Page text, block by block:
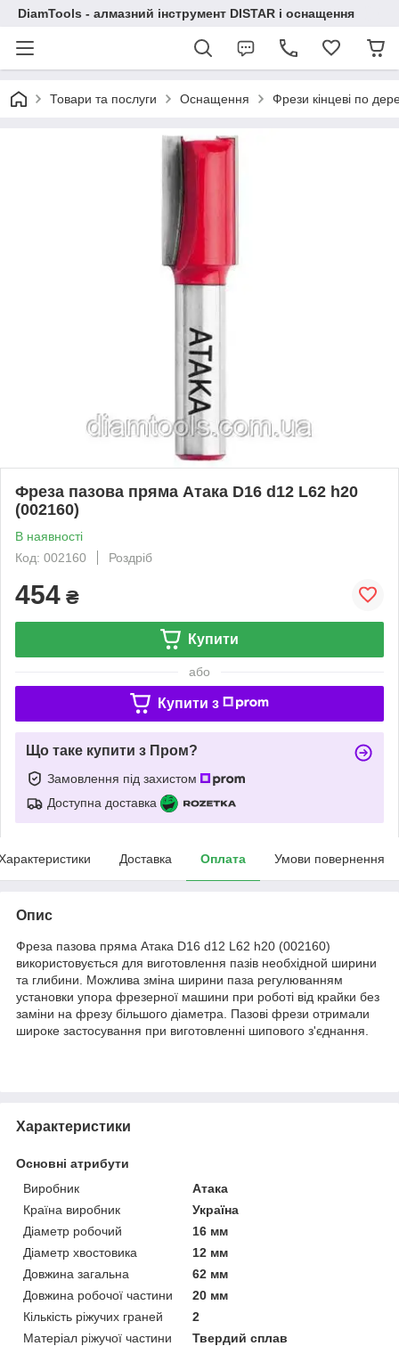
DiamTools - алмазний інструмент DISTAR і оснащення
Товари та послуги Оснащення Фрези кінцеві по
Фреза пазова пряма Атака D16 d12 L62 h20
(002160)
В наявності
Код: 002160
Роздріб
454 ₴
Купити
або
Купити з
Що таке купити з Пром?
Замовлення під захистом
Доступна доставка
Доставка Оплата Умови повернення
Опис
Фреза пазова пряма Атака D16 d12 L62 h20 (002160)
використовується для виготовлення пазів необхідной ширини
та глибини. Можлива зміна ширини паза регулюванням
установки упора фрезерної машини при роботі від крайки без
заміни на фрезу більшого діаметра. Пазові фрези отримали
широке застосування при виготовленні шипового з'єднання.
Характеристики
Основні атрибути
Виробник
Атака
Країна виробник
Україна
Діаметр робочий
16 мм
Діаметр хвостовика
12 мм
Довжина загальна
62 мм
Довжина робочої частини
20 мм
Кількість ріжучих граней
2
Матеріал ріжучої частини
Твердий сплав